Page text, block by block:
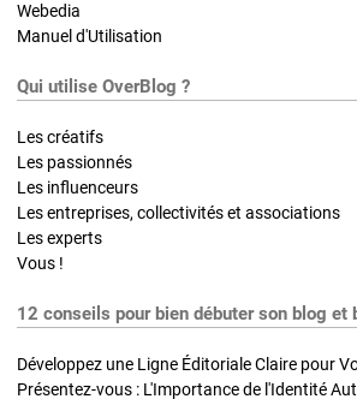
Webedia
Manuel d'Utilisation
Qui utilise OverBlog ?
Les créatifs
Les passionnés
Les influenceurs
Les entreprises, collectivités et associations
Les experts
Vous !
12 conseils pour bien débuter son blog et
Développez une Ligne Éditoriale Claire pour
Présentez-vous : L'Importance de l'Identité